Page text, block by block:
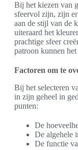
Bij het kiezen van
sfeervol zijn, zijn
aan de stijl van de
uiteraard het
prachtige sfeer
patroon kunnen
Factoren om te
Bij het selecteren
in zijn geheel in
punten:
De
De algehele
De functie